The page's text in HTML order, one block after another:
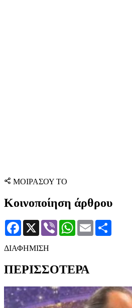
ΜΟΙΡΑΣΟΥ ΤΟ
Κοινοποίηση άρθρου
Facebook
X Viber WhatsApp
Email
ΔΙΑΦΗΜΙΣΗ
ΠΕΡΙΣΣΟΤΕΡΑ